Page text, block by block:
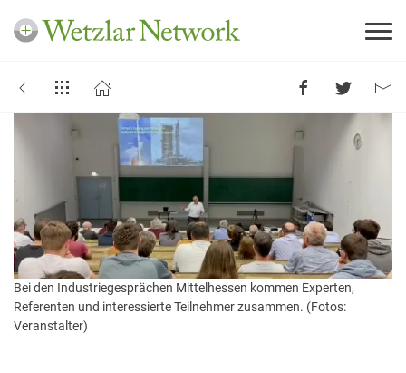
Bei den Industriegesprächen Mittelhessen kommen Experten,
Referenten und interessierte Teilnehmer zusammen. (Fotos:
Veranstalter)